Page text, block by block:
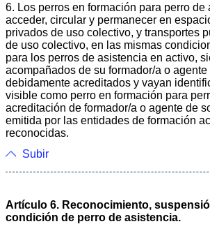
6. Los perros en formación para perro de
acceder, circular y permanecer en
privados de uso colectivo, y transportes
de uso colectivo, en las mismas
para los perros de asistencia en activo,
acompañados de su formador/a o
debidamente acreditados y vayan
visible como perro en formación para
acreditación de formador/a o agente de
emitida por las entidades de formación
reconocidas.
Subir
Artículo 6. Reconocimiento,
condición de perro de asistencia.